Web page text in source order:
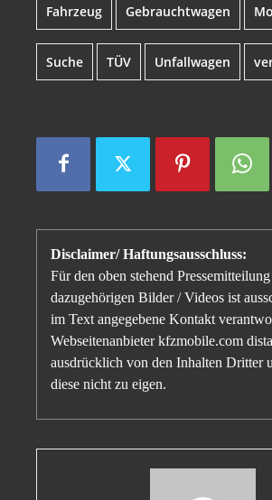
Fahrzeug Gebrauchtwagen
Suche TÜV Unfallwagen
Disclaimer/ Haftungsausschluss:
Für den oben stehend
dazugehörigen Bilder / Videos ist
im Text angegebene Kontakt
Webseitenanbieter kfzmobile.com
ausdrücklich von den Inhalten Dritter
diese nicht zu eigen.